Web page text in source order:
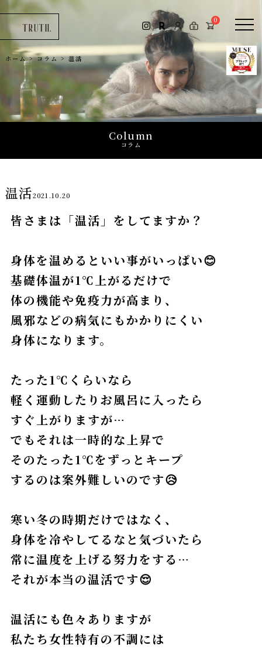
お問い合わせ
0
0
ホーム>コラム>温活
Column
コラム
温活2021.10.20
皆さまは「温活」をしてますか？
身体を温めるといい事がいっぱい😊
基礎体温が1℃上がるだけで
体の機能や免疫力が高まり、
風邪などの病気にもかかりにくい
身体になります。
たった1℃くらいなら
軽く運動したりお風呂に入ったら
すぐ上がりますが…
でもそれは一時的な上昇で
そのたった1℃をずっとキープ
するのは案外難しいのです😥
寒い冬の時期だけではなく、
身体を冷やしてるなと気づいたら
常に温度を上げる努力をする…
それが本当の温活です😌
温活にも色々ありますが
私たち女性特有の不調には